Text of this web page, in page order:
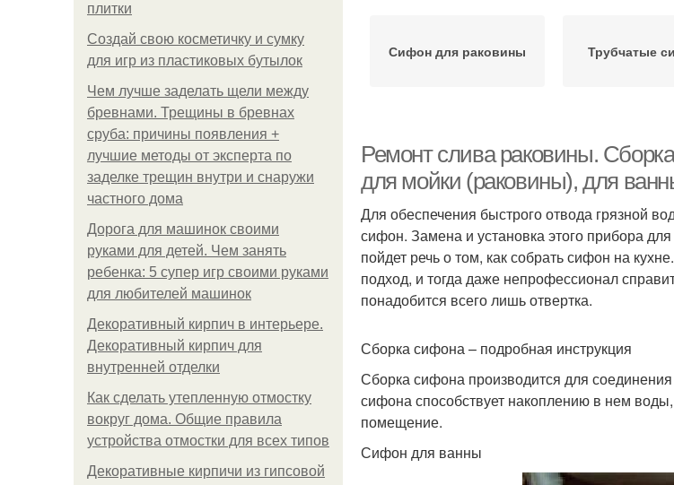
плитки
Создай свою косметичку и сумку
для игр из пластиковых бутылок
Чем лучше заделать щели между
бревнами. Трещины в бревнах
сруба: причины появления +
лучшие методы от эксперта по
заделке трещин внутри и снаружи
частного дома
Дорога для машинок своими
руками для детей. Чем занять
ребенка: 5 супер игр своими руками
для любителей машинок
Декоративный кирпич в интерьере.
Декоративный кирпич для
внутренней отделки
Как сделать утепленную отмостку
вокруг дома. Общие правила
устройства отмостки для всех типов
Декоративные кирпичи из гипсовой
Сифон для раковины Трубчатые
Ремонт слива раковины.
для мойки (раковины), для
Для обеспечения быстрого отвода грязной
сифон. Замена и установка этого прибора
пойдет речь о том, как собрать сифон на
подход, и тогда даже непрофессионал
понадобится всего лишь отвертка.
Сборка сифона – подробная инструкция
Сборка сифона производится для
сифона способствует накоплению в нем
помещение.
Сифон для ванны